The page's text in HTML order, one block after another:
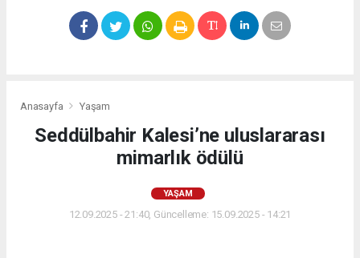
Anasayfa Yaşam
Seddülbahir Kalesi’ne uluslararası
mimarlık ödülü
YAŞAM
12.09.2025 - 21:40, Güncelleme: 15.09.2025 - 14:21